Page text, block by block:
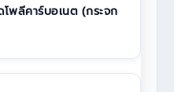
พลีคาร์บอเนต (กระจก